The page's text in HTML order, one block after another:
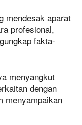
mendesak aparat
profesional,
fakta-
menyangkut
dengan
menyampaikan